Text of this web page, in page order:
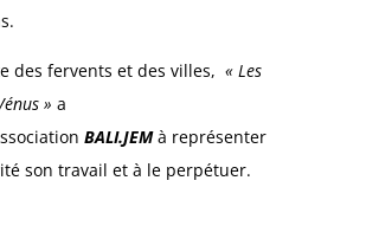
des fervents et des villes, « Les
» a
BALI.JEM à représenter
son travail et à le perpétuer.